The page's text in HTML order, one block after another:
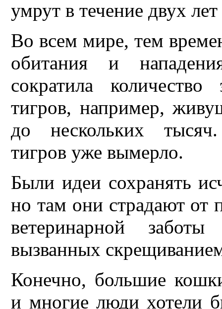
умрут в течение двух
Во всем мире, тем
обитания и
сократила
тигров, например,
до нескольких тысяч.
тигров уже вымерло.
Были идеи сохранять
но там они страдают от
ветеринарной
вызванных
Конечно, большие
и многие люди хотели